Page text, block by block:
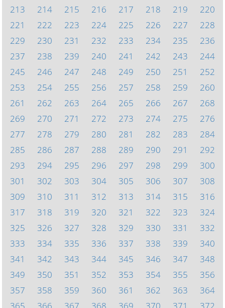
213
214 215 216 217 218 219
220
221
222 223 224 225 226 227
228
229
230 231 232 233 234 235
236
237
238 239 240 241 242 243
244
245
246 247 248 249 250 251
252
253
254 255 256 257 258 259
260
261
262 263 264 265 266 267
268
269
270 271 272 273 274 275
276
277
278 279 280 281 282 283
284
285
286 287 288 289 290 291
292
293
294 295 296 297 298 299
300
301
302 303 304 305 306 307
308
309
310 311 312 313 314 315
316
317
318 319 320 321 322 323
324
325
326 327 328 329 330 331
332
333
334 335 336 337 338 339
340
341
342 343 344 345 346 347
348
349
350 351 352 353 354 355
356
357
358 359 360 361 362 363
364